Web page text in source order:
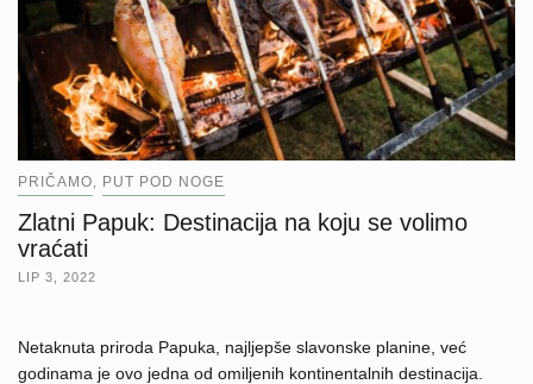
PRIČAMO PUT POD NOGE
Zlatni Papuk: Destinacija na koju se volimo
vraćati
LIP 3, 2022
Netaknuta priroda Papuka, najljepše slavonske planine, već
godinama je ovo jedna od omiljenih kontinentalnih destinacija.